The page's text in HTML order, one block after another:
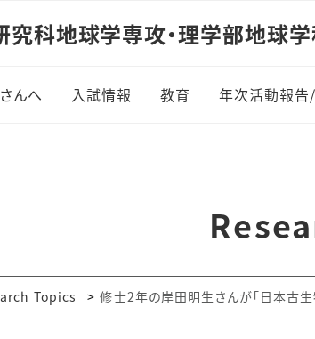
究科地球学専攻・理学部地球
んへ 入試情報 教育 年次活動報告
Topics 修士2年の岸田明生さんが「日本古